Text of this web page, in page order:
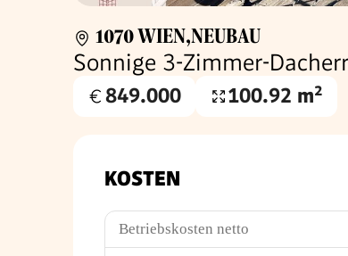
1070 WIEN,NEUBAU
Sonnige 3-Zimmer-
Kaufpreis
849.000
Nutzfläche
100.92 m²
KOSTEN
Betriebskosten netto